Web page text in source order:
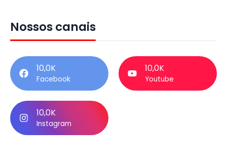
Nossos canais
10,0K
Facebook
10,0K
Youtube
10,0K
Instagram